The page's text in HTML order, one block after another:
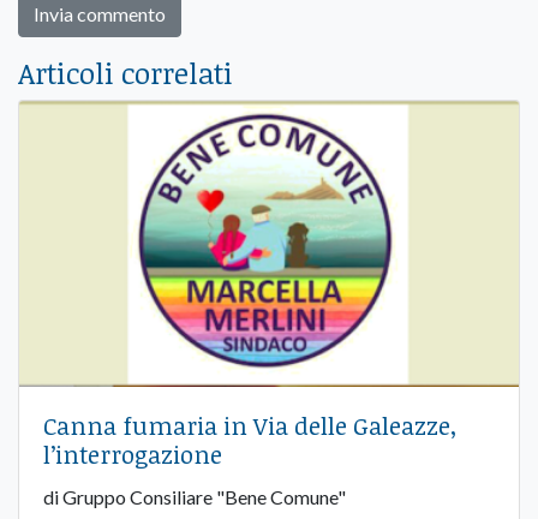
Articoli correlati
Canna fumaria in Via delle Galeazze,
l’interrogazione
di Gruppo Consiliare "Bene Comune"